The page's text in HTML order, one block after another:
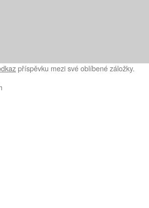
příspěvku mezi své oblíbené záložky.